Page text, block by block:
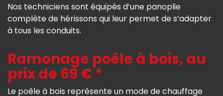
Nos techniciens sont équipés d’une panoplie
complète de hérissons qui leur permet de s’adapter
à tous les conduits.
Ramonage poêle à bois, au
prix de 69 € *
Le poêle à bois représente un mode de chauffage